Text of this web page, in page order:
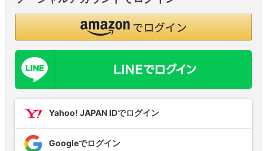
Yahoo! JAPAN IDでログイン
Googleでログイン